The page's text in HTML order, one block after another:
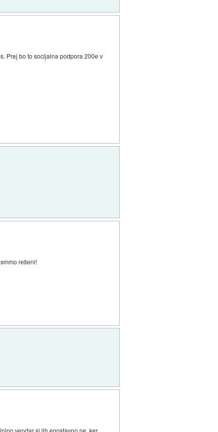
Prej bo to socijalna podpora 200e v
rešeni!